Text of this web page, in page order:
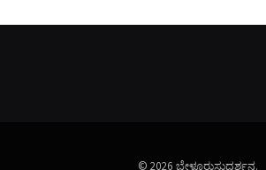
© 2026 ಬೇಳೂರುಸುದರ್ಶನ.